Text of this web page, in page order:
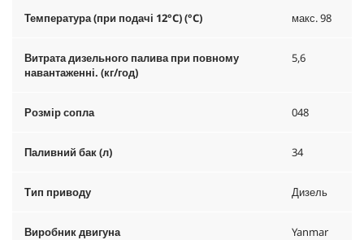
Температура (при подачі 12°C) (°C) макс. 98
Витрата дизельного палива при повному
навантаженні. (кг/год)
5,6
Розмір сопла 048
Паливний бак (л) 34
Тип приводу Дизель
Виробник двигуна Yanmar